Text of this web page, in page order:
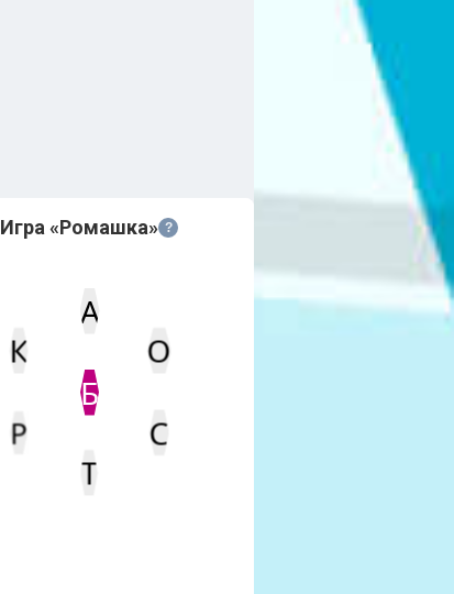
Игра «Ромашка» ?
Мин. кол-во очков
Б
А
К
О
Р
С
Т